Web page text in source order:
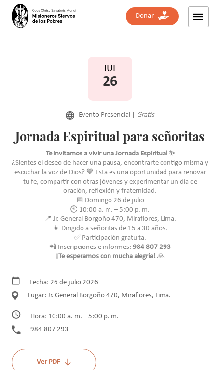
Donar
JUL
26
Evento Presencial | Gratis
Jornada Espiritual para señoritas
Te invitamos a vivir una Jornada Espiritual ✨
¿Sientes el deseo de hacer una pausa, encontrarte contigo misma y
escuchar la voz de Dios? 💙 Esta es una oportunidad para renovar
tu fe, compartir con otras jóvenes y experimentar un día de
oración, reflexión y fraternidad.
📅 Domingo 26 de julio
🕙 10:00 a. m. – 5:00 p. m.
📍 Jr. General Borgoño 470, Miraflores, Lima.
👧 Dirigido a señoritas de 15 a 30 años.
✅ Participación gratuita.
📲 Inscripciones e informes: 984 807 293
¡Te esperamos con mucha alegría! 🙏
Fecha: 26 de julio 2026
Lugar: Jr. General Borgoño 470, Miraflores, Lima.
Hora: 10:00 a. m. – 5:00 p. m.
984 807 293
Ver PDF
Acepto compartir mis datos de acuerdo a las leyes de
protección de datosPolíticas de privacidad
Suscribirme